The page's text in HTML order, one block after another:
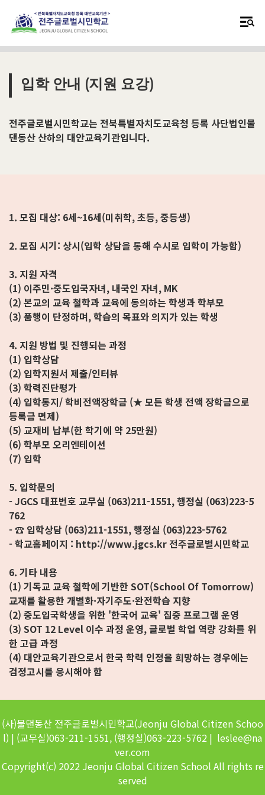
입학 안내 (지원 요강)
전주글로벌시민학교는 전북특별자치도교육청 등록 사단법인물
댄동산 산하의 대안교육기관입니다.
1. 모집 대상: 6세~16세(미취학, 초등, 중등생)
2. 모집 시기: 상시(입학 상담을 통해 수시로 입학이 가능함)
3. 지원 자격
(1) 이주민·중도입국자녀, 내국인 자녀, MK
(2) 본교의 교육 철학과 교육에 동의하는 학생과 학부모
(3) 품행이 단정하며, 학습의 목표와 의지가 있는 학생
4. 지원 방법 및 진행되는 과정
(1) 입학상담
(2) 입학지원서 제출/인터뷰
(3) 학력진단평가
(4) 입학통지/ 학비전액장학금 (★ 모든 학생 전액 장학금으로
등록금 면제)
(5) 교재비 납부(한 학기에 약 25만원)
(6) 학부모 오리엔테이션
(7) 입학
5. 입학문의
- JGCS 대표번호 교무실 (063)211-1551, 행정실 (063)223-5
762
- ☎ 입학상담 (063)211-1551, 행정실 (063)223-5762
- 학교홈페이지 : http://www.jgcs.kr 전주글로벌시민학교
6. 기타 내용
(1) 기독교 교육 철학에 기반한 SOT(School Of Tomorrow)
교재를 활용한 개별화·자기주도·완전학습 지향
(2) 중도입국학생을 위한 '한국어 교육' 집중 프로그램 운영
(3) SOT 12 Level 이수 과정 운영, 글로벌 학업 역량 강화를 위
한 고급 과정
(4) 대안교육기관으로서 한국 학력 인정을 희망하는 경우에는
검정고시를 응시해야 함
(사)물댄동산 전주글로벌시민학교(Jeonju Global Citizen Schoo
l) | (교무실)063-211-1551, (행정실)063-223-5762 | leslee@na
ver.com
Copyright(c) 2022 Jeonju Global Citizen School All rights re
served